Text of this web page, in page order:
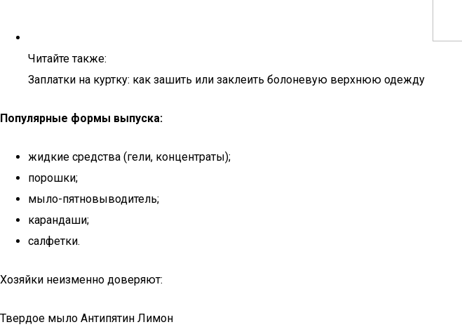
Читайте также:
Заплатки на куртку: как зашить или заклеить болоневую верхнюю одежду
Популярные формы выпуска:
жидкие средства (гели, концентраты);
порошки;
мыло-пятновыводитель;
карандаши;
салфетки.
Хозяйки неизменно доверяют:
Твердое мыло Антипятин Лимон